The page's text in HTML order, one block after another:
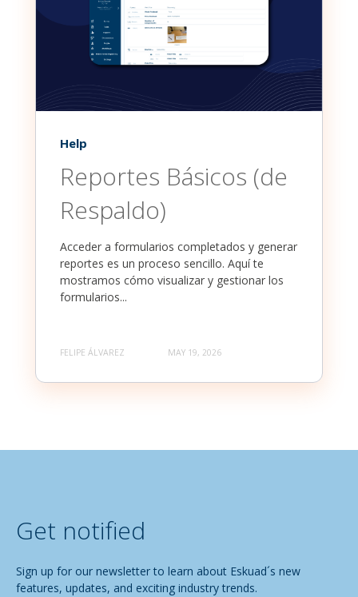
Help
Reportes Básicos (de
Respaldo)
Acceder a formularios completados y generar
reportes es un proceso sencillo. Aquí te
mostramos cómo visualizar y gestionar los
formularios...
FELIPE ÁLVAREZ MAY 19, 2026
Get notified
Sign up for our newsletter to learn about Eskuad´s new
features, updates, and exciting industry trends.